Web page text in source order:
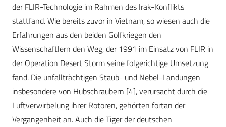
der FLIR-Technologie im Rahmen des Irak-Konflikts
stattfand. Wie bereits zuvor in Vietnam, so wiesen auch die
Erfahrungen aus den beiden Golfkriegen den
Wissenschaftlern den Weg, der 1991 im Einsatz von FLIR in
der Operation Desert Storm seine folgerichtige Umsetzung
fand. Die unfallträchtigen Staub- und Nebel-Landungen
insbesondere von Hubschraubern [4], verursacht durch die
Luftverwirbelung ihrer Rotoren, gehörten fortan der
Vergangenheit an. Auch die Tiger der deutschen